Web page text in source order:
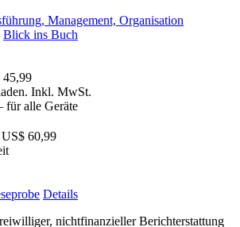
Management, Organisation
45,99
Inkl. MwSt.
US$ 60,99